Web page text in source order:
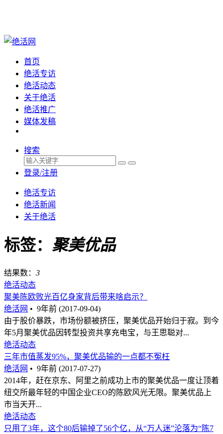
首页
绝活专访
绝活动态
关于绝活
绝活推广
媒体发稿
搜索
登录/注册
绝活专访
绝活新闻
关于绝活
标签： 聚美优品
结果数： 3
绝活动态
聚美陈欧败光百亿身家背后带来啥启示？
绝活网 • 9年前 (2017-09-04)
由于股价暴跌，市场份额被挤压，聚美优品开始归于寂。到今
年5月聚美优品因转型投资共享充电宝，与王思聪对...
绝活动态
三年市值蒸发95%，聚美优品输的一点都不冤枉
绝活网 • 9年前 (2017-07-27)
2014年，赶在京东、阿里之前成功上市的聚美优品一度让顶着
纽交所最年轻的中国企业CEO的陈欧风光无限。聚美优品上
市当天开...
绝活动态
只用了3年，这个80后输掉了56个亿，从“万人迷”沦落为“陈7